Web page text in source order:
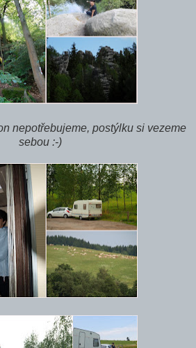
nepotřebujeme, postýlku si vezeme
sebou :-)